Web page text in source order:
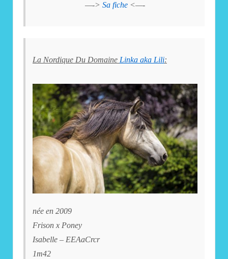
—-> Sa fiche <—-
La Nordique Du Domaine Linka aka Lili:
née en 2009
Frison x Poney
Isabelle – EEAaCrcr
1m42